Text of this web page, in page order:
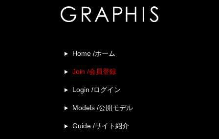
Home /ホーム
Join /会員登録
Login /ログイン
Models /公開モデル
Guide /サイト紹介